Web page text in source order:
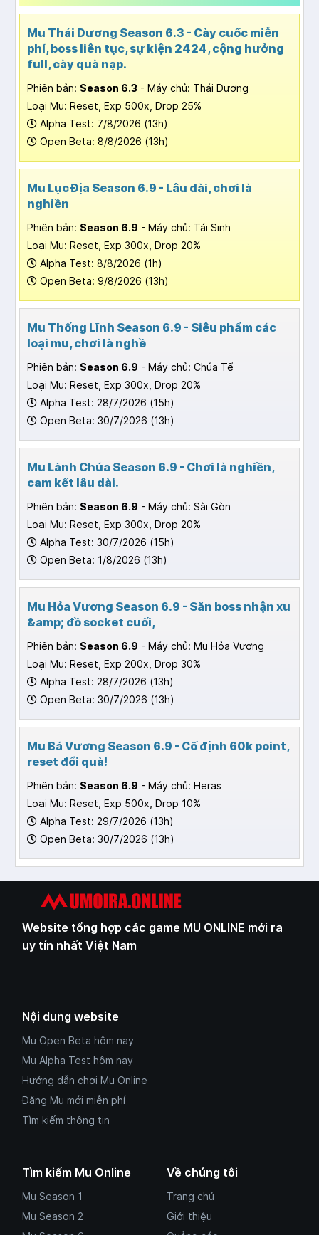
Mu Thái Dương Season 6.3 - Cày cuốc miễn
phí, boss liên tục, sự kiện 2424, cộng hưởng
full, cày quà nạp.
Phiên bản: Season 6.3 - Máy chủ: Thái Dương
Loại Mu: Reset, Exp 500x, Drop 25%
Alpha Test: 7/8/2026 (13h)
Open Beta: 8/8/2026 (13h)
Mu Lục Địa Season 6.9 - Lâu dài, chơi là
nghiền
Phiên bản: Season 6.9 - Máy chủ: Tái Sinh
Loại Mu: Reset, Exp 300x, Drop 20%
Alpha Test: 8/8/2026 (1h)
Open Beta: 9/8/2026 (13h)
Mu Thống Lĩnh Season 6.9 - Siêu phẩm các
loại mu, chơi là nghề
Phiên bản: Season 6.9 - Máy chủ: Chúa Tể
Loại Mu: Reset, Exp 300x, Drop 20%
Alpha Test: 28/7/2026 (15h)
Open Beta: 30/7/2026 (13h)
Mu Lãnh Chúa Season 6.9 - Chơi là nghiền,
cam kết lâu dài.
Phiên bản: Season 6.9 - Máy chủ: Sài Gòn
Loại Mu: Reset, Exp 300x, Drop 20%
Alpha Test: 30/7/2026 (15h)
Open Beta: 1/8/2026 (13h)
Mu Hỏa Vương Season 6.9 - Săn boss nhận xu
&amp; đồ socket cuối,
Phiên bản: Season 6.9 - Máy chủ: Mu Hỏa Vương
Loại Mu: Reset, Exp 200x, Drop 30%
Alpha Test: 28/7/2026 (13h)
Open Beta: 30/7/2026 (13h)
Mu Bá Vương Season 6.9 - Cố định 60k point,
reset đổi quà!
Phiên bản: Season 6.9 - Máy chủ: Heras
Loại Mu: Reset, Exp 500x, Drop 10%
Alpha Test: 29/7/2026 (13h)
Open Beta: 30/7/2026 (13h)
Website tổng hợp các game MU ONLINE mới ra
uy tín nhất Việt Nam
Nội dung website
Mu Open Beta hôm nay
Mu Alpha Test hôm nay
Hướng dẫn chơi Mu Online
Đăng Mu mới miễn phí
Tìm kiếm thông tin
Tìm kiếm Mu Online
Mu Season 1
Mu Season 2
Về chúng tôi
Trang chủ
Giới thiệu